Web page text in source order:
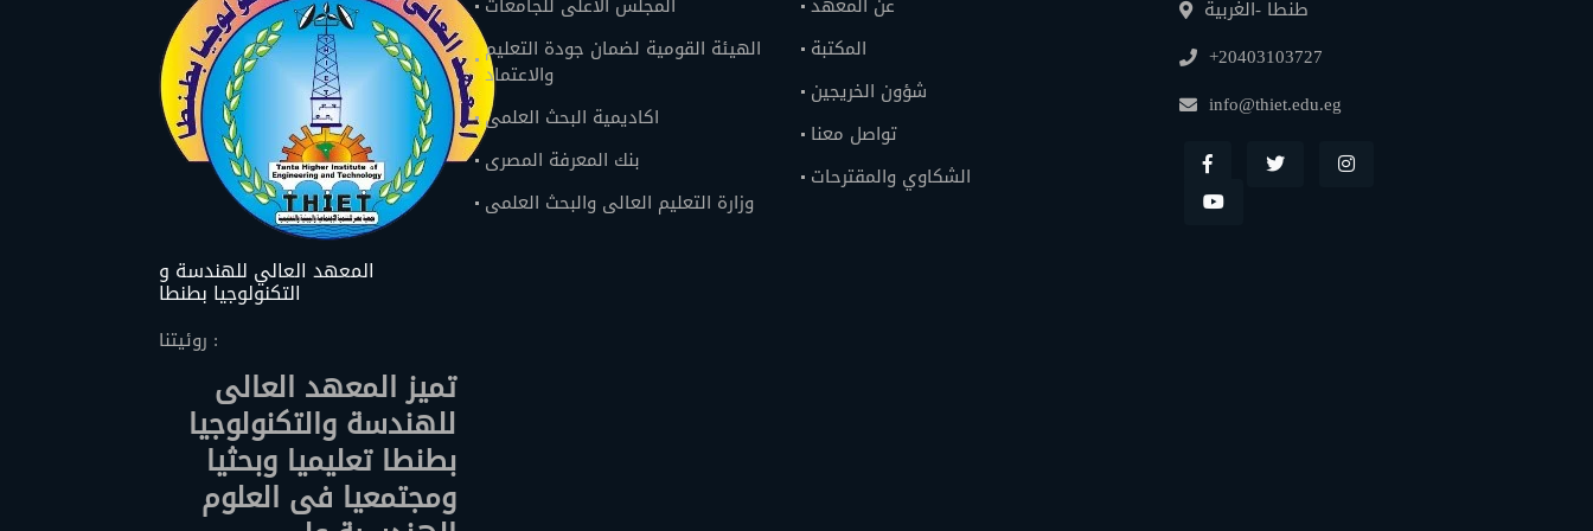
المعهد العالي للهندسة و
التكنولوجيا بطنطا
روئيتنا :
للهندسة والتكنولوجيا
بطنطا تعليميا وبحثيا
ومجتمعيا فى العلوم
الهيئة القومية لضمان جودة التعليم
والاعتماد
اكاديمية البحث العلمى
بنك المعرفة المصرى
وزارة التعليم العالى والبحث العلمى
المكتبة
شؤون الخريجين
تواصل معنا
الشكاوي والمقترحات
طنطا -الغربية
+20403103727
info@thiet.edu.eg